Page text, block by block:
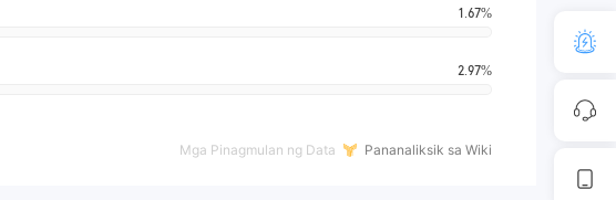
1.67%
2.97%
Mga Pinagmulan ng Data Pananaliksik sa Wiki